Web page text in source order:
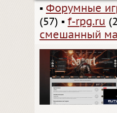
▪ Форумные
(57) ▪ f-rpg.ru
смешанный